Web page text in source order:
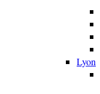
Lyon